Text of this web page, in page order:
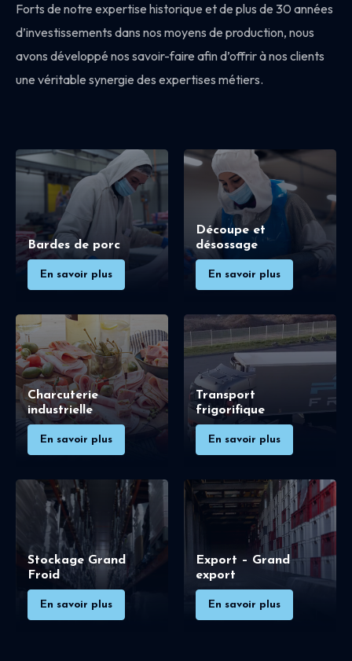
Forts de notre expertise historique et de plus de 30 années
d’investissements dans nos moyens de production, nous
avons développé nos savoir-faire afin d’offrir à nos clients
une véritable synergie des expertises métiers.
Bardes de porc
En savoir plus
Découpe et
désossage
En savoir plus
Charcuterie
industrielle
En savoir plus
Transport
frigorifique
En savoir plus
Stockage Grand
Froid
En savoir plus
Export – Grand
export
En savoir plus